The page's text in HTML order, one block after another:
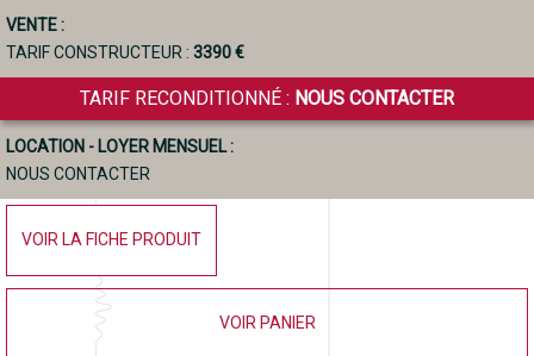
VENTE :
TARIF CONSTRUCTEUR : 3390 €
TARIF RECONDITIONNÉ : NOUS CONTACTER
LOCATION - LOYER MENSUEL :
NOUS CONTACTER
VOIR LA FICHE PRODUIT
VOIR PANIER